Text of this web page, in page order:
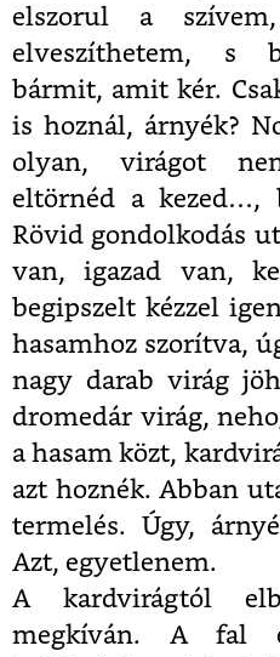
elszorul a
elveszíthetem, s
bármit, amit kér.
is hoznál, árnyék?
olyan, virágot
eltörnéd a kezed…,
Rövid gondolkodás
van, igazad van,
begipszelt kézzel
hasamhoz szorítva,
nagy darab virág
dromedár virág,
a hasam közt,
azt hoznék. Abban
termelés. Úgy,
Azt, egyetlenem.
A kardvirágtól
megkíván. A fal